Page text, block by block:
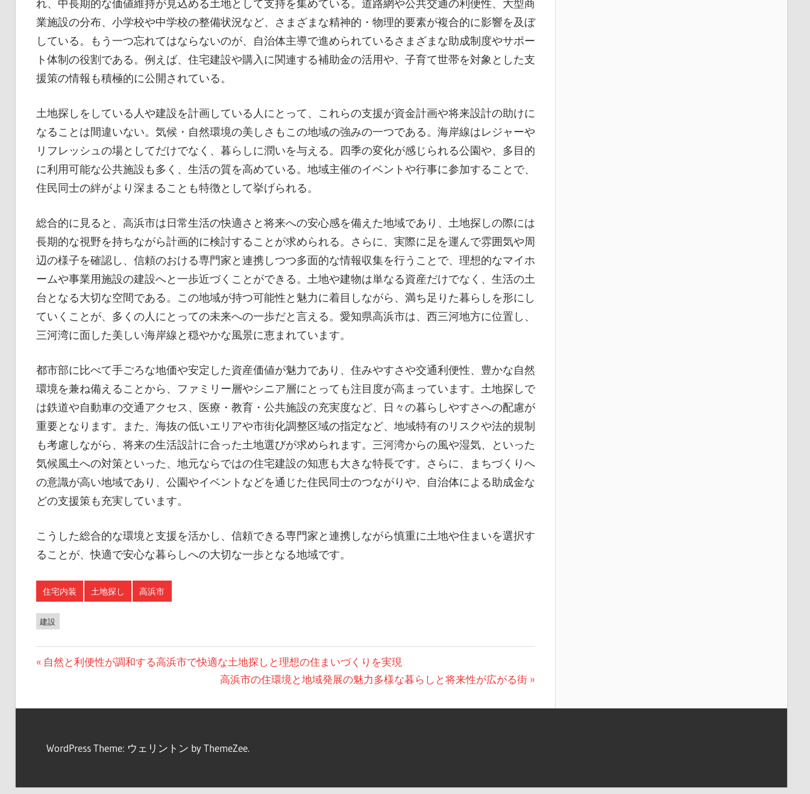
れ、中長期的な価値維持が見込める土地として支持を集めている。道路網や公共交通の利便性、大型商
業施設の分布、小学校や中学校の整備状況など、さまざまな精神的・物理的要素が複合的に影響を及ぼ
している。もう一つ忘れてはならないのが、自治体主導で進められているさまざまな助成制度やサポー
ト体制の役割である。例えば、住宅建設や購入に関連する補助金の活用や、子育て世帯を対象とした支
援策の情報も積極的に公開されている。
土地探しをしている人や建設を計画している人にとって、これらの支援が資金計画や将来設計の助けに
なることは間違いない。気候・自然環境の美しさもこの地域の強みの一つである。海岸線はレジャーや
リフレッシュの場としてだけでなく、暮らしに潤いを与える。四季の変化が感じられる公園や、多目的
に利用可能な公共施設も多く、生活の質を高めている。地域主催のイベントや行事に参加することで、
住民同士の絆がより深まることも特徴として挙げられる。
総合的に見ると、高浜市は日常生活の快適さと将来への安心感を備えた地域であり、土地探しの際には
長期的な視野を持ちながら計画的に検討することが求められる。さらに、実際に足を運んで雰囲気や周
辺の様子を確認し、信頼のおける専門家と連携しつつ多面的な情報収集を行うことで、理想的なマイホ
ームや事業用施設の建設へと一歩近づくことができる。土地や建物は単なる資産だけでなく、生活の土
台となる大切な空間である。この地域が持つ可能性と魅力に着目しながら、満ち足りた暮らしを形にし
ていくことが、多くの人にとっての未来への一歩だと言える。愛知県高浜市は、西三河地方に位置し、
三河湾に面した美しい海岸線と穏やかな風景に恵まれています。
都市部に比べて手ごろな地価や安定した資産価値が魅力であり、住みやすさや交通利便性、豊かな自然
環境を兼ね備えることから、ファミリー層やシニア層にとっても注目度が高まっています。土地探しで
は鉄道や自動車の交通アクセス、医療・教育・公共施設の充実度など、日々の暮らしやすさへの配慮が
重要となります。また、海抜の低いエリアや市街化調整区域の指定など、地域特有のリスクや法的規制
も考慮しながら、将来の生活設計に合った土地選びが求められます。三河湾からの風や湿気、といった
気候風土への対策といった、地元ならではの住宅建設の知恵も大きな特長です。さらに、まちづくりへ
の意識が高い地域であり、公園やイベントなどを通じた住民同士のつながりや、自治体による助成金な
どの支援策も充実しています。
こうした総合的な環境と支援を活かし、信頼できる専門家と連携しながら慎重に土地や住まいを選択す
ることが、快適で安心な暮らしへの大切な一歩となる地域です。
住宅内装 土地探し 高浜市
建設
投
ナ
ゲ
前
自然と利便性が調和する高浜市で快適な土地探しと理想の住まいづくりを実現
次
高浜市の住環境と地域発展の魅力多様な暮らしと将来性が広がる街
WordPress Theme: ウェリントン by ThemeZee.